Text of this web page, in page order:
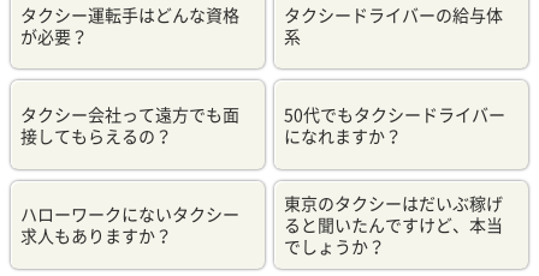
タクシー運転手はどんな資格
が必要？
タクシードライバーの給与体
系
タクシー会社って遠方でも面
接してもらえるの？
50代でもタクシードライバー
になれますか？
ハローワークにないタクシー
求人もありますか？
東京のタクシーはだいぶ稼げ
ると聞いたんですけど、本当
でしょうか？